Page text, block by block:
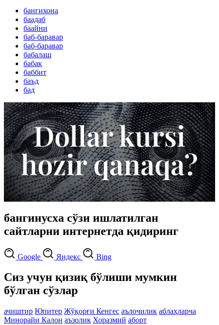
бангихона
баадаб
баайни
баб-баравар
баб-баравар
бабалаш
бабақ
баббит
баъд
бад
бангинусха сўзи ишлатилган
сайтларни интернетда қидиринг
Google Яндекс Bing
Сиз учун қизиқ бўлиши мумкин
бўлган сўзлар
ачиштир Юпитер Жўқорғи Кенгес аълочилик аблаҳларча
Минорайи Калон аъзолик Хоразмий аборт